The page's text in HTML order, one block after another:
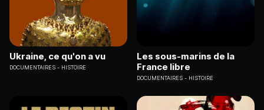
Ukraine, ce qu'on a vu
DOCUMENTAIRES HISTOIRE
Les sous-marins de la
France libre
DOCUMENTAIRES HISTOIRE